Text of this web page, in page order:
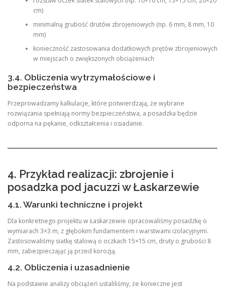
cm)
minimalną grubość drutów zbrojeniowych (np. 6 mm, 8 mm, 10
mm)
konieczność zastosowania dodatkowych prętów zbrojeniowych
w miejscach o zwiększonych obciążeniach
3.4. Obliczenia wytrzymałościowe i
bezpieczeństwa
Przeprowadzamy kalkulacje, które potwierdzają, że wybrane
rozwiązania spełniają normy bezpieczeństwa, a posadzka będzie
odporna na pękanie, odkształcenia i osiadanie.
4. Przykład realizacji: zbrojenie i
posadzka pod jacuzzi w Łaskarzewie
4.1. Warunki techniczne i projekt
Dla konkretnego projektu w Łaskarzewie opracowaliśmy posadzkę o
wymiarach 3×3 m, z głębokim fundamentem i warstwami izolacyjnymi.
Zastosowaliśmy siatkę stalową o oczkach 15×15 cm, druty o grubości 8
mm, zabezpieczając ją przed korozją.
4.2. Obliczenia i uzasadnienie
Na podstawie analizy obciążeń ustaliliśmy, że konieczne jest